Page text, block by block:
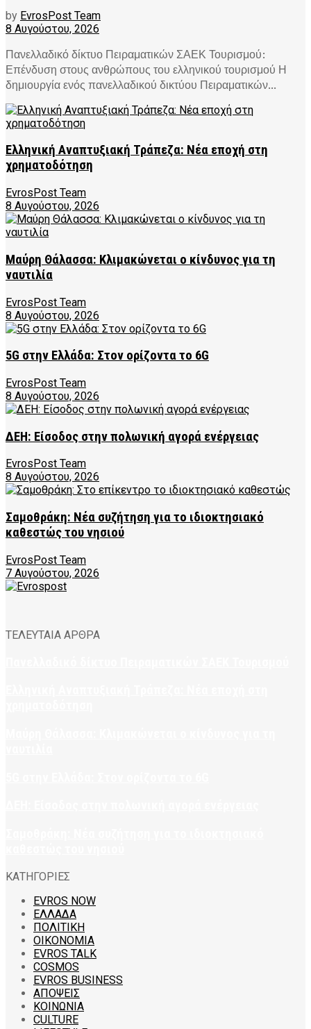
by EvrosPost Team
8 Αυγούστου, 2026
Πανελλαδικό δίκτυο Πειραματικών ΣΑΕΚ Τουρισμού:
Επένδυση στους ανθρώπους του ελληνικού τουρισμού Η
δημιουργία ενός πανελλαδικού δικτύου Πειραματικών...
Ελληνική Αναπτυξιακή Τράπεζα: Νέα εποχή στη
χρηματοδότηση
EvrosPost Team
8 Αυγούστου, 2026
Μαύρη Θάλασσα: Κλιμακώνεται ο κίνδυνος για τη
ναυτιλία
EvrosPost Team
8 Αυγούστου, 2026
5G στην Ελλάδα: Στον ορίζοντα το 6G
EvrosPost Team
8 Αυγούστου, 2026
ΔΕΗ: Είσοδος στην πολωνική αγορά ενέργειας
EvrosPost Team
8 Αυγούστου, 2026
Σαμοθράκη: Νέα συζήτηση για το ιδιοκτησιακό
καθεστώς του νησιού
EvrosPost Team
7 Αυγούστου, 2026
ΤΕΛΕΥΤΑΙΑ ΑΡΘΡΑ
ΚΑΤΗΓΟΡΙΕΣ
EVROS NOW
ΕΛΛΑΔΑ
ΠΟΛΙΤΙΚΗ
ΟΙΚΟΝΟΜΙΑ
EVROS TALK
COSMOS
EVROS BUSINESS
ΑΠΟΨΕΙΣ
ΚΟΙΝΩΝΙΑ
CULTURE